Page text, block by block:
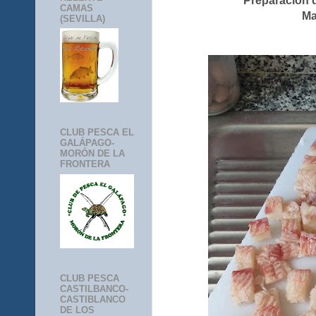
CAMAS
(SEVILLA)
CLUB PESCA EL
GALÁPAGO-
MORÓN DE LA
FRONTERA
CLUB PESCA
CASTILBANCO-
CASTIBLANCO
DE LOS